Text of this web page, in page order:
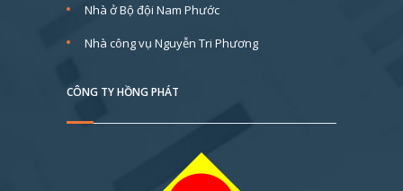
Nhà ở Bộ đội Nam Phước
Nhà công vụ Nguyễn Tri Phương
CÔNG TY HỒNG PHÁT